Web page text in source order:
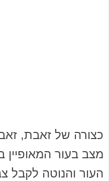
כצורה של זאבת,
מצב בעור
העור והנוטה לקבל